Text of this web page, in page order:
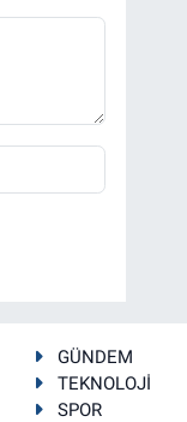
GÜNDEM
TEKNOLOJİ
SPOR